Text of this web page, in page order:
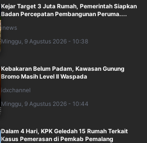
Kejar Target 3 Juta Rumah, Pemerintah Siapkan
Badan Percepatan Pembangunan Peruma....
inews
Minggu, 9 Agustus 2026 - 10:38
Kebakaran Belum Padam, Kawasan Gunung
Bromo Masih Level II Waspada
idxchannel
Minggu, 9 Agustus 2026 - 10:44
Dalam 4 Hari, KPK Geledah 15 Rumah Terkait
Kasus Pemerasan di Pemkab Pemalang